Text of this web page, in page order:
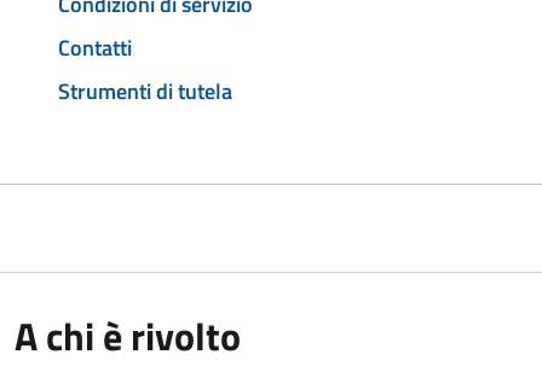
Contatti
Strumenti di tutela
A chi è rivolto